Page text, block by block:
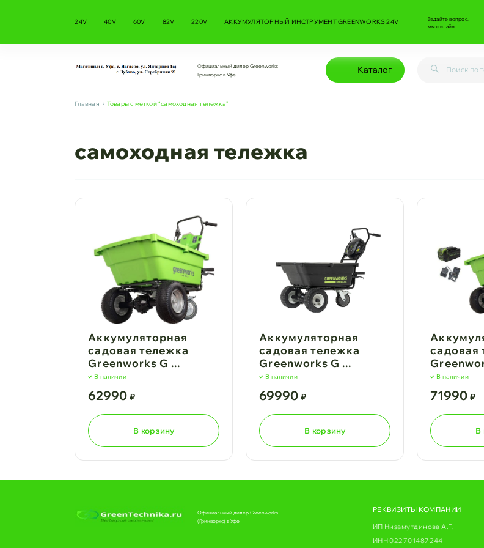
24V 40V 60V 82V 220V АККУМУЛЯТОРНЫЙ ИНСТРУМЕНТ GREENWORKS 24V
Задайте вопрос,
мы онлайн
Официальный дилер Greenworks
Гринворкс в Уфе
Каталог
Главная Товары с меткой “самоходная тележка”
самоходная тележка
Аккумуляторная
садовая тележка
Greenworks G ...
В наличии
62990₽
В корзину
Аккумуляторная
садовая тележка
Greenworks G ...
В наличии
69990₽
В корзину
садовая
В наличии
71990₽
В
Официальный дилер Greenworks
(Гринворкс) в Уфе
РЕКВИЗИТЫ КОМПАНИИ
ИП Низамутдинова А.Г,
ИНН 022701487244